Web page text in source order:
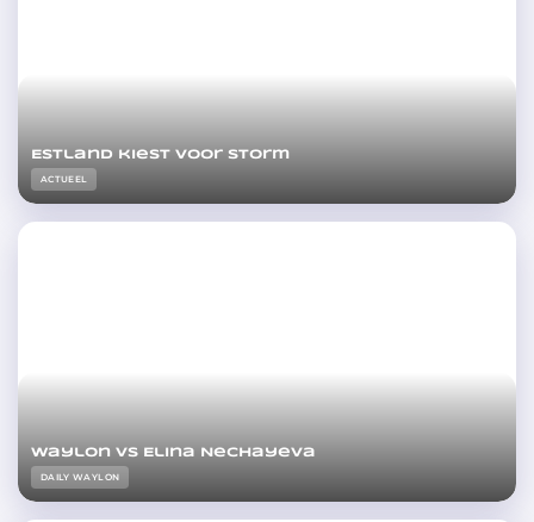
Estland kiest voor Storm
ACTUEEL
Waylon vs Elina Nechayeva
DAILY WAYLON